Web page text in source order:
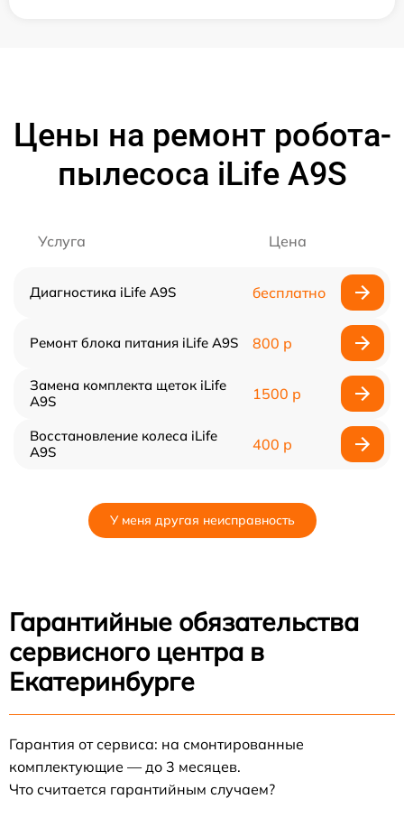
Цены на ремонт робота-
пылесоса iLife A9S
Услуга Цена
Диагностика iLife A9S бесплатно
Ремонт блока питания iLife A9S 800 р
Замена комплекта щеток iLife
A9S
1500 р
Восстановление колеса iLife
A9S
400 р
У меня другая неисправность
Гарантийные обязательства
сервисного центра в
Екатеринбурге
Гарантия от сервиса: на смонтированные
комплектующие — до 3 месяцев.
Что считается гарантийным случаем?